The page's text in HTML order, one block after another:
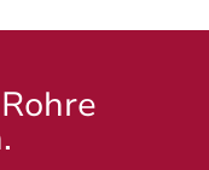
Rohre